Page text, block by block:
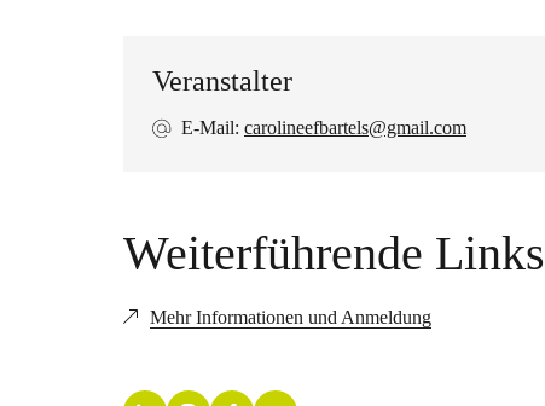
Veranstalter
E-Mail: carolineefbartels@gmail.com
Weiterführende Links
Mehr Informationen und Anmeldung